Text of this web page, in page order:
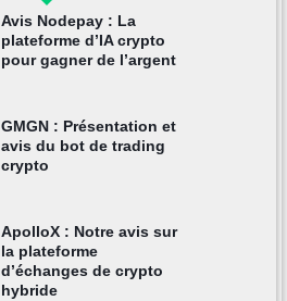
Avis Nodepay : La
plateforme d’IA crypto
pour gagner de l’argent
GMGN : Présentation et
avis du bot de trading
crypto
ApolloX : Notre avis sur
la plateforme
d’échanges de crypto
hybride